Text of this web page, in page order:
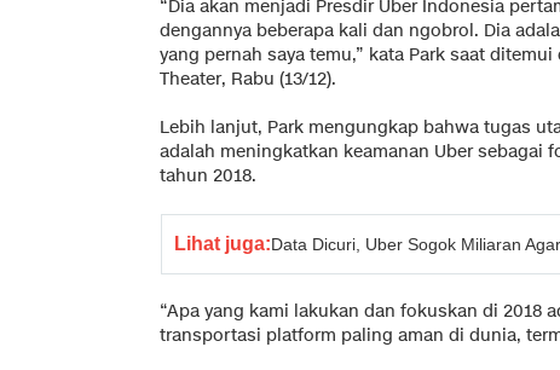
“Dia akan menjadi Presdir Uber Indonesia
dengannya beberapa kali dan ngobrol. Dia
yang pernah saya temu,” kata Park saat ditemui
Theater, Rabu (13/12).
Lebih lanjut, Park mengungkap bahwa tugas
adalah meningkatkan keamanan Uber sebagai
tahun 2018.
Lihat juga:Data Dicuri, Uber Sogok Miliaran
“Apa yang kami lakukan dan fokuskan di 2018
transportasi platform paling aman di dunia,